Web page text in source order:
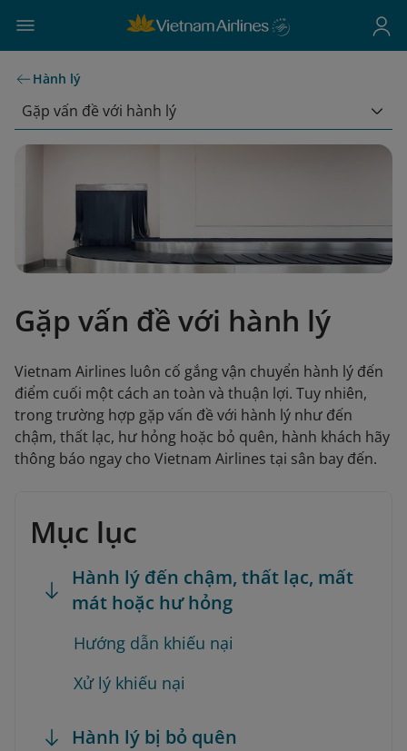
Hành lý
Gặp vấn đề với hành lý
Gặp vấn đề với hành lý
Vietnam Airlines luôn cố gắng vận chuyển hành lý đến
điểm cuối một cách an toàn và thuận lợi. Tuy nhiên,
trong trường hợp gặp vấn đề với hành lý như đến
chậm, thất lạc, hư hỏng hoặc bỏ quên, hành khách hãy
thông báo ngay cho Vietnam Airlines tại sân bay đến.
Mục lục
Hành lý đến chậm, thất lạc, mất
mát hoặc hư hỏng
Hướng dẫn khiếu nại
Xử lý khiếu nại
Hành lý bị bỏ quên